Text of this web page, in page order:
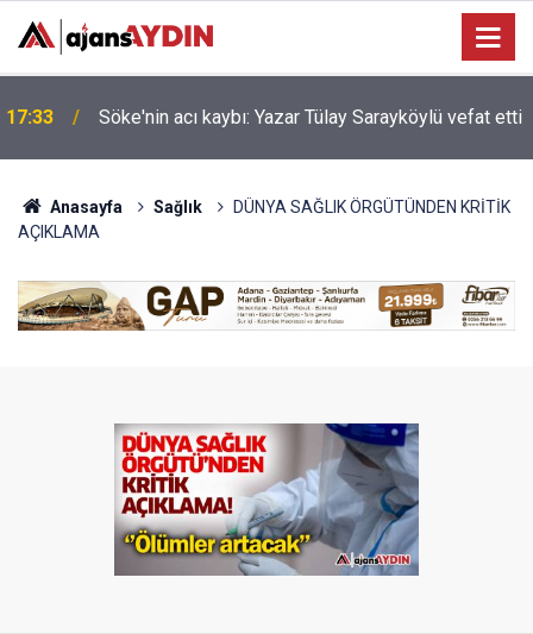
17:23
Nazilli'de motosiklet kazası: 16 yaşındaki Mustafa
vefat etti
Anasayfa Sağlık
DÜNYA SAĞLIK ÖRGÜTÜNDEN KRİTİK
AÇIKLAMA